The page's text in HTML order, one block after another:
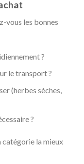
vous les bonnes
?
le transport ?
(herbes sèches,
?
catégorie la mieux